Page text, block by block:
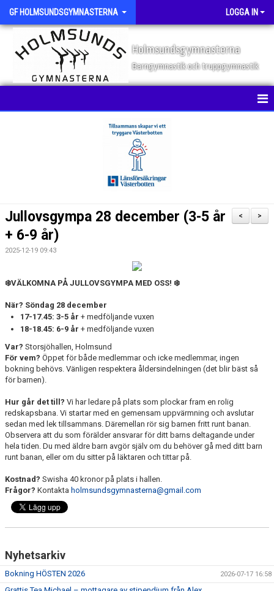
GF HOLMSUNDSGYMNASTERNA LOGGA IN
Holmsundsgymnasterna
Barngymnastik och truppgymnastik
KONTAKT
FÖRENINGSKLÄDER
SPONSORER
>
<
Jullovsgympa 28 december (3-5 år
+ 6-9 år)
2025-12-19 09:43
❄️VÄLKOMNA PÅ JULLOVSGYMPA MED OSS! ❄️
När? Söndag 28 december
17-17.45: 3-5 år + medföljande vuxen
18-18.45: 6-9 år + medföljande vuxen
Var? Storsjöhallen, Holmsund
För vem? Öppet för både medlemmar och icke medlemmar, ingen
bokning behövs. Vänligen respektera åldersindelningen (det blir bäst så
för barnen).
Hur går det till? Vi har ledare på plats som plockar fram en rolig
redskapsbana. Vi startar med en gemensam uppvärmning och avslutar
sedan med lek tillsammans. Däremellan rör sig barnen fritt runt banan.
Observera att du som förälder ansvarar för ditt barns deltagande under
hela tiden. Du med äldre barn avgör själv om du behöver gå med ditt barn
runt banan, eller om du sitter på läktaren och tittar på.
Kostnad? Swisha 40 kronor på plats i hallen.
Frågor? Kontakta holmsundsgymnasterna@gmail.com
Nyhetsarkiv
Bokning HÖSTEN 2026 2026-07-17 16:58